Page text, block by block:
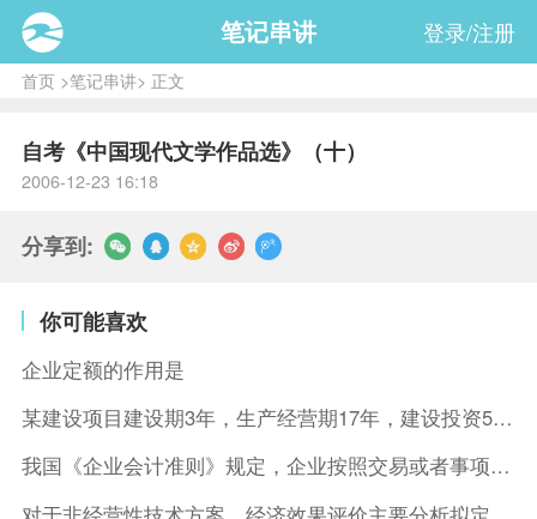
笔记串讲 登录/注册
首页>笔记串讲> 正文
自考《中国现代文学作品选》（十）
2006-12-23 16:18
分享到:
你可能喜欢
企业定额的作用是
某建设项目建设期3年，生产经营期17年，建设投资5500万元
我国《企业会计准则》规定，企业按照交易或者事项的经济特征确定